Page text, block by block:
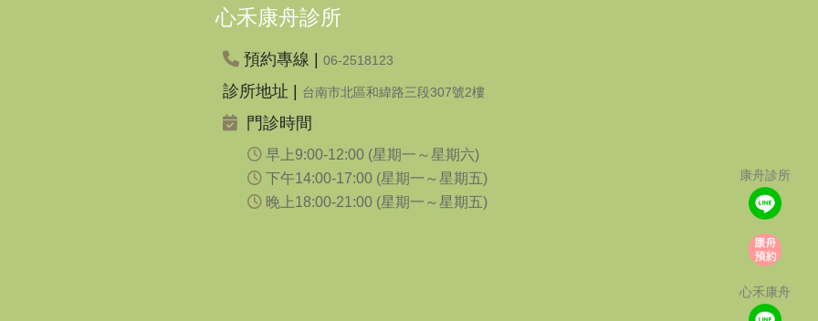
康舟診所
心禾康舟
心禾康舟診所
預約專線 | 06-2518123
診所地址 | 台南市北區和緯路三段307號2樓
門診時間
早上9:00-12:00 (星期一～星期六)
下午14:00-17:00 (星期一～星期五)
晚上18:00-21:00 (星期一～星期五)